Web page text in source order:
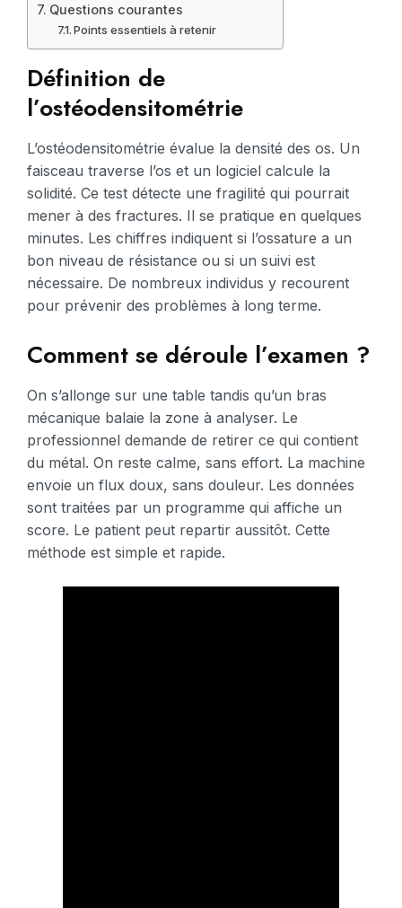
Questions courantes
Points essentiels à retenir
Définition de
l’ostéodensitométrie
L’ostéodensitométrie évalue la densité des os. Un
faisceau traverse l’os et un logiciel calcule la
solidité. Ce test détecte une fragilité qui pourrait
mener à des fractures. Il se pratique en quelques
minutes. Les chiffres indiquent si l’ossature a un
bon niveau de résistance ou si un suivi est
nécessaire. De nombreux individus y recourent
pour prévenir des problèmes à long terme.
Comment se déroule l’examen ?
On s’allonge sur une table tandis qu’un bras
mécanique balaie la zone à analyser. Le
professionnel demande de retirer ce qui contient
du métal. On reste calme, sans effort. La machine
envoie un flux doux, sans douleur. Les données
sont traitées par un programme qui affiche un
score. Le patient peut repartir aussitôt. Cette
méthode est simple et rapide.